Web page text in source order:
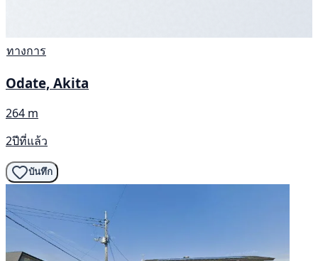
ทางการ
Odate, Akita
264 m
2ปีที่แล้ว
บันทึก